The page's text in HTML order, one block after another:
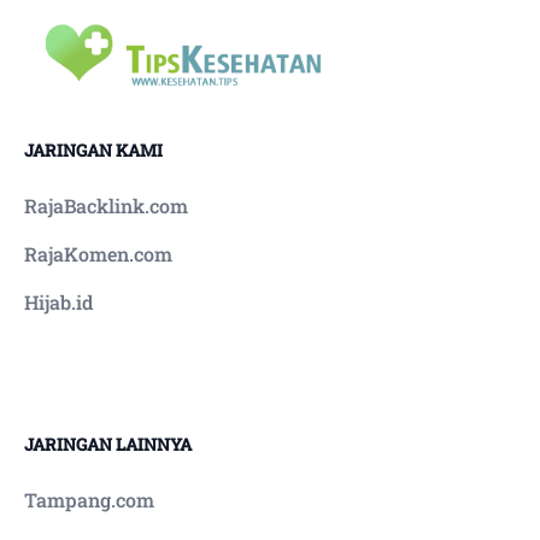
JARINGAN KAMI
RajaBacklink.com
RajaKomen.com
Hijab.id
JARINGAN LAINNYA
Tampang.com